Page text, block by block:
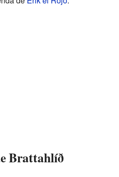
Brattahlíð